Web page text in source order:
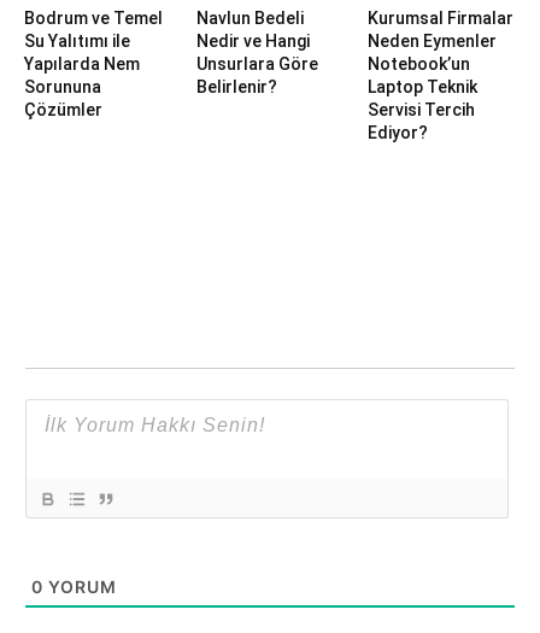
Bodrum ve Temel
Su Yalıtımı ile
Yapılarda Nem
Sorununa
Çözümler
Navlun Bedeli
Nedir ve Hangi
Unsurlara Göre
Belirlenir?
Kurumsal Firmalar
Neden Eymenler
Notebook’un
Laptop Teknik
Servisi Tercih
Ediyor?
0 YORUM